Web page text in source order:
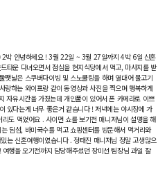
2박 안녕하세요 ! 3월 22일 ~ 3월 27일까지 4박 6일 신혼
타운 다녀오면서 점심을 현지식당에서 먹고, 마사지를 받
날은 스쿠버다이빙 및 스노쿨링을 하며 열대어 물고기
하는 와이프랑 같이 동영상과 사진을 찍으며 행복하게
자유시간을 가졌는데 개인풀이 있어서 폰 카메라로 이쁘
있다는게 너무 좋은거 같습니다 ! 저녁에는 야시장에 가
도 먹었어요 . 사이먼 쇼를 보기전 매니저님이 설명을 해
딤섬, 바미국수를 먹고 쇼핑센터를 방문해서 먹거리와
는 신혼여행이였습니다 . 정태진 매니저님 정말 고생많으
행을 오기전까지 담당해주셨던 장미선 팀장님 과일 잘